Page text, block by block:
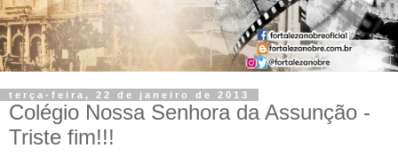
terça-feira, 22 de janeiro de 2013
Colégio Nossa Senhora da Assunção -
Triste fim!!!